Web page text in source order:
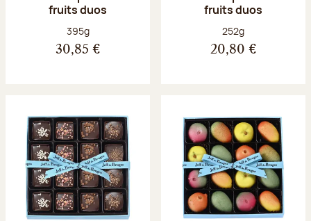
fruits duos
Poids net :
395g
30,85 €
fruits duos
Poids net :
252g
20,80 €